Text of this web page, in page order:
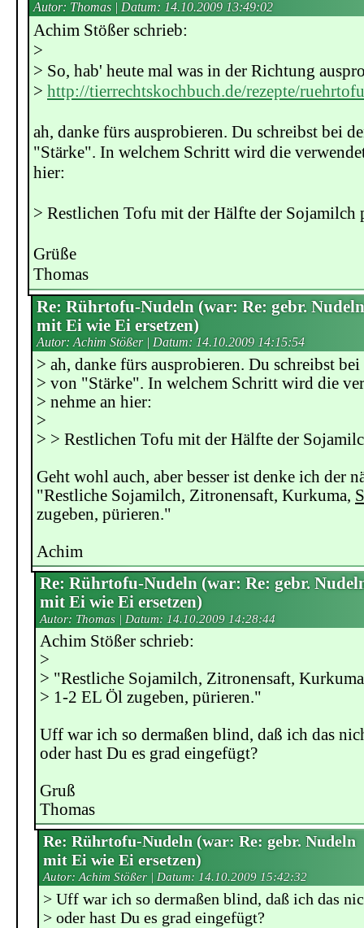
Autor: Thomas | Datum: 14.10.2009 13:49:02
Achim Stößer schrieb:
>
> So, hab' heute mal was in der Richtung
> http://tierrechtskochbuch.de/rezepte/
ah, danke fürs ausprobieren. Du schreibst bei
"Stärke". In welchem Schritt wird die
hier:
> Restlichen Tofu mit der Hälfte der Sojamilch
Grüße
Thomas
Re: Rührtofu-Nudeln (war: Re: gebr. Nudeln
mit Ei wie Ei ersetzen)
Autor: Achim Stößer | Datum: 14.10.2009 14:15:54
> ah, danke fürs ausprobieren. Du schreibst
> von "Stärke". In welchem Schritt wird die
> nehme an hier:
>
> > Restlichen Tofu mit der Hälfte der
Geht wohl auch, aber besser ist denke ich der
"Restliche Sojamilch, Zitronensaft, Kurkuma,
zugeben, pürieren."
Achim
Re: Rührtofu-Nudeln (war: Re: gebr.
mit Ei wie Ei ersetzen)
Autor: Thomas | Datum: 14.10.2009 14:28:44
Achim Stößer schrieb:
>
> "Restliche Sojamilch, Zitronensaft,
> 1-2 EL Öl zugeben, pürieren."
Uff war ich so dermaßen blind, daß ich das
oder hast Du es grad eingefügt?
Gruß
Thomas
Re: Rührtofu-Nudeln (war: Re: gebr. Nudeln
mit Ei wie Ei ersetzen)
Autor: Achim Stößer | Datum: 14.10.2009 15:42:32
> Uff war ich so dermaßen blind, daß ich das
> oder hast Du es grad eingefügt?